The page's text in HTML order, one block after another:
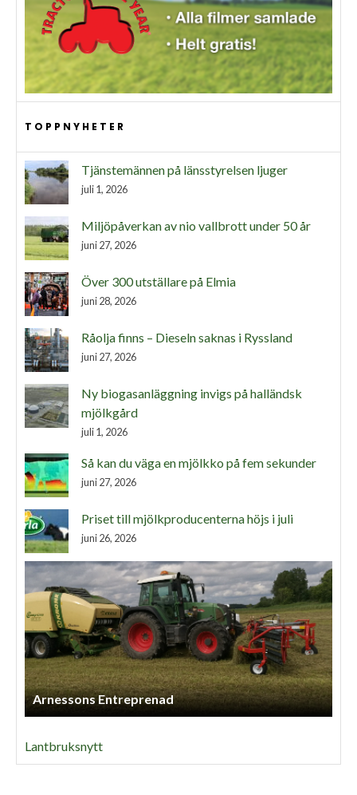
TOPPNYHETER
Tjänstemännen på länsstyrelsen ljuger
juli 1, 2026
Miljöpåverkan av nio vallbrott under 50 år
juni 27, 2026
Över 300 utställare på Elmia
juni 28, 2026
Råolja finns – Dieseln saknas i Ryssland
juni 27, 2026
Ny biogasanläggning invigs på halländsk
mjölkgård
juli 1, 2026
Så kan du väga en mjölkko på fem sekunder
juni 27, 2026
Priset till mjölkproducenterna höjs i juli
juni 26, 2026
Arnessons Entreprenad
Lantbruksnytt